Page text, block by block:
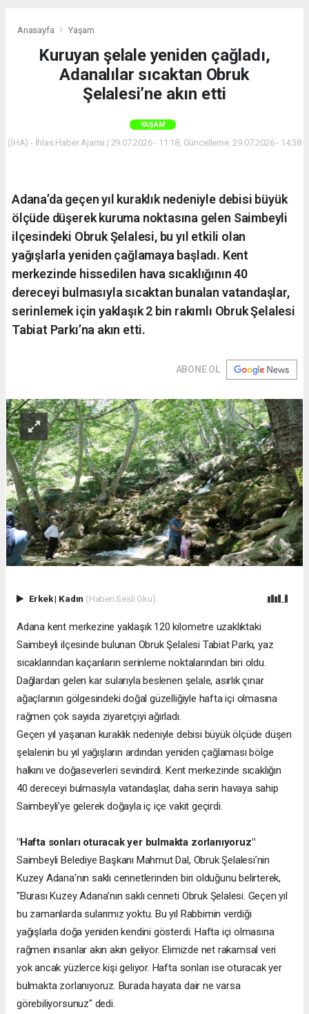
Anasayfa Yaşam
Kuruyan şelale yeniden çağladı,
Adanalılar sıcaktan Obruk
Şelalesi’ne akın etti
YAŞAM
(İHA) - İhlas Haber Ajansı | 29.07.2026 - 11:18, Güncelleme: 29.07.2026 - 14:38
Adana’da geçen yıl kuraklık nedeniyle debisi büyük
ölçüde düşerek kuruma noktasına gelen Saimbeyli
ilçesindeki Obruk Şelalesi, bu yıl etkili olan
yağışlarla yeniden çağlamaya başladı. Kent
merkezinde hissedilen hava sıcaklığının 40
dereceyi bulmasıyla sıcaktan bunalan vatandaşlar,
serinlemek için yaklaşık 2 bin rakımlı Obruk Şelalesi
Tabiat Parkı’na akın etti.
ABONE OL
Erkek| Kadın (Haberi Sesli Oku)
Adana kent merkezine yaklaşık 120 kilometre uzaklıktaki
Saimbeyli ilçesinde bulunan Obruk Şelalesi Tabiat Parkı, yaz
sıcaklarından kaçanların serinleme noktalarından biri oldu.
Dağlardan gelen kar sularıyla beslenen şelale, asırlık çınar
ağaçlarının gölgesindeki doğal güzelliğiyle hafta içi olmasına
rağmen çok sayıda ziyaretçiyi ağırladı.
Geçen yıl yaşanan kuraklık nedeniyle debisi büyük ölçüde düşen
şelalenin bu yıl yağışların ardından yeniden çağlaması bölge
halkını ve doğaseverleri sevindirdi. Kent merkezinde sıcaklığın
40 dereceyi bulmasıyla vatandaşlar, daha serin havaya sahip
Saimbeyli’ye gelerek doğayla iç içe vakit geçirdi.
"Hafta sonları oturacak yer bulmakta zorlanıyoruz"
Saimbeyli Belediye Başkanı Mahmut Dal, Obruk Şelalesi’nin
Kuzey Adana’nın saklı cennetlerinden biri olduğunu belirterek,
"Burası Kuzey Adana’nın saklı cenneti Obruk Şelalesi. Geçen yıl
bu zamanlarda sularımız yoktu. Bu yıl Rabbimin verdiği
yağışlarla doğa yeniden kendini gösterdi. Hafta içi olmasına
rağmen insanlar akın akın geliyor. Elimizde net rakamsal veri
yok ancak yüzlerce kişi geliyor. Hafta sonları ise oturacak yer
bulmakta zorlanıyoruz. Burada hayata dair ne varsa
görebiliyorsunuz" dedi.